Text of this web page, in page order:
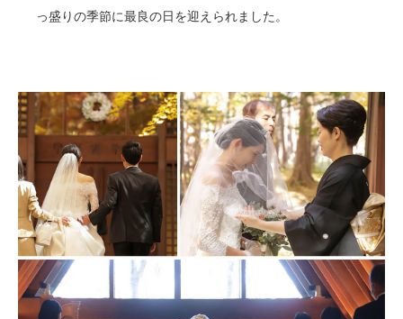
っ盛りの季節に最良の日を迎えられました。